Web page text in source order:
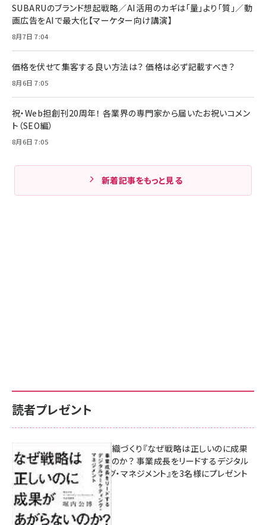
SUBARUのブランド想起戦略／AI活用のカギは「量」より「質」／動
画広告をAIで最大化【マーケター向け講演】
8月7日 7:04
価格を伏せて集客する良い方法は？ 価格は必ず記載すべき？
8月6日 7:05
祝・Web担創刊20周年！ 各業界の専門家から届いたお祝いコメン
ト（SEO編）
8月6日 7:05
新着記事をもっと見る
読者プレゼント
成果を生む組織づくり『なぜ戦略は正しいのに成果
があがらないのか？ 事業成長をリードするデジタル
マーケティング・マネジメント』を3名様にプレゼント
8月7日 10:00